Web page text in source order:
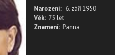
Narození: 6. září 1950
Věk: 75 let
Znamení: Panna